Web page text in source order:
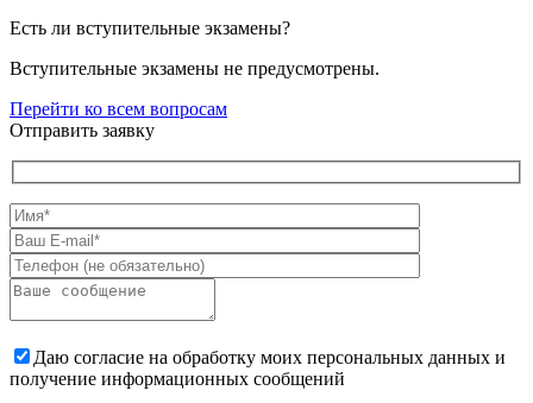
Есть ли вступительные экзамены?
Вступительные экзамены не предусмотрены.
Перейти ко всем вопросам
Отправить заявку
Даю согласие на обработку моих персональных данных и
получение информационных сообщений